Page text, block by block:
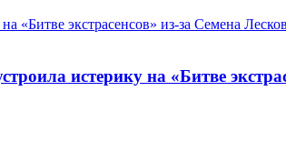
«Битве экстрасенсов» из-за Семена
истерику на «Битве